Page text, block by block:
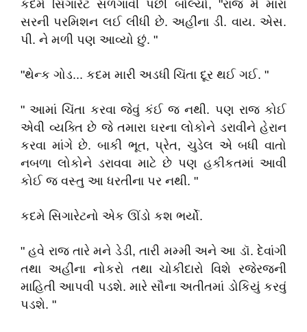
કદમે સિગારેટ સળગાવી પછી બોલ્યો, "રાજ મેં મારા
સરની પરમિશન લઈ લીધી છે. અહીંના ડી. વાય. એસ.
પી. ને મળી પણ આવ્યો છું. "
"થેન્ક ગોડ... કદમ મારી અડધી ચિંતા દૂર થઈ ગઈ. "
" આમાં ચિંતા કરવા જેવું કંઈ જ નથી. પણ રાજ કોઈ
એવી વ્યક્તિ છે જે તમારા ઘરના લોકોને ડરાવીને હેરાન
કરવા માંગે છે. બાકી ભૂત, પ્રેત, ચુડેલ એ બધી વાતો
નબળા લોકોને ડરાવવા માટે છે પણ હકીકતમાં આવી
કોઈ જ વસ્તુ આ ધરતીના પર નથી. "
કદમે સિગારેટનો એક ઊંડો કશ ભર્યો.
" હવે રાજ તારે મને ડેડી, તારી મમ્મી અને આ ડૉ. દેવાંગી
તથા અહીંના નોકરો તથા ચોકીદારો વિશે રજેરજની
માહિતી આપવી પડશે. મારે સૌના અતીતમાં ડોકિયું કરવું
પડશે. "